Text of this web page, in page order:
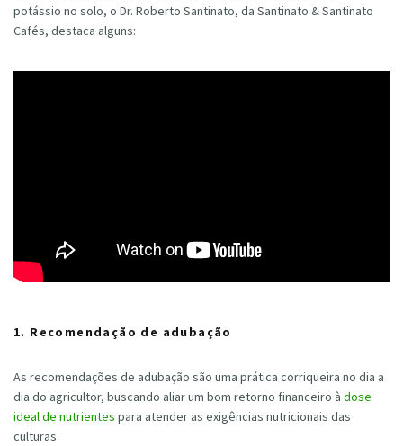
potássio no solo, o Dr. Roberto Santinato, da Santinato & Santinato
Cafés, destaca alguns:
1. Recomendação de adubação
As recomendações de adubação são uma prática corriqueira no dia a
dia do agricultor, buscando aliar um bom retorno financeiro à dose
ideal de nutrientes para atender as exigências nutricionais das
culturas.